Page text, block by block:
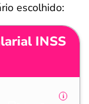
escolhido:
INSS